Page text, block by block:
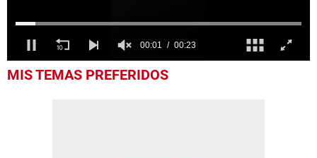
seconds
MIS TEMAS PREFERIDOS